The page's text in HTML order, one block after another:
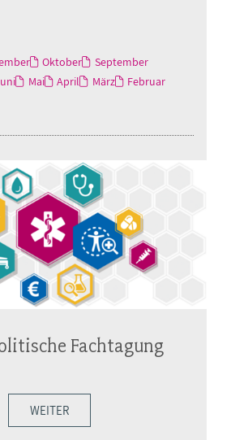
Oktober
September
Mai April März
Februar
Fachtagung
WEITER